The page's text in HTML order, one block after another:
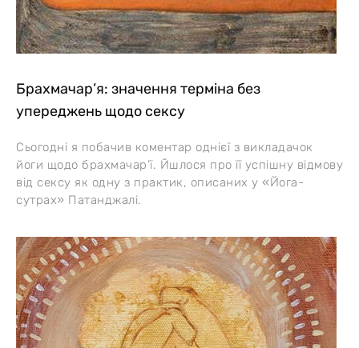
Брахмачар’я: значення терміна без
упереджень щодо сексу
Сьогодні я побачив коментар однієї з викладачок
йоги щодо брахмачар’ї. Йшлося про її успішну відмову
від сексу як одну з практик, описаних у «Йога-
сутрах» Патанджалі.